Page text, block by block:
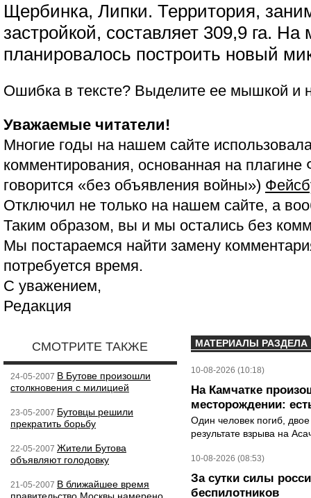
Щербинка, Липки. Территория,
застройкой, составляет 309,9 га.
планировалось построить новый
Ошибка в тексте? Выделите ее мышкой и
Уважаемые читатели!
Многие годы на нашем сайте
комментирования, основанная на
говорится «без объявления войны»)
Отключил не только на нашем сайте, а
Таким образом, вы и мы остались без
Мы постараемся найти замену
потребуется время.
С уважением,
Редакция
СМОТРИТЕ ТАКЖЕ
24-05-2007 В Бутове произошли
столкновения с милицией
23-05-2007 Бутовцы решили
прекратить борьбу
22-05-2007 Жители Бутова
объявляют голодовку
21-05-2007 В ближайшее время
МАТЕРИАЛЫ РАЗДЕЛА
10-08-2026 (10:18)
На Камчатке
месторождении:
Один человек погиб,
результате взрыва на
10-08-2026 (08:53)
За сутки силы
беспилотников